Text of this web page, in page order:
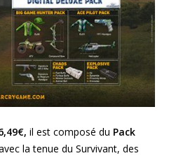
il est composé du Pack
la tenue du Survivant, des